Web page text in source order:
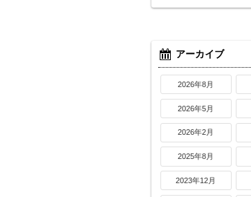
アーカイブ
2026年8月
2026年5月
2026年2月
2025年8月
2023年12月